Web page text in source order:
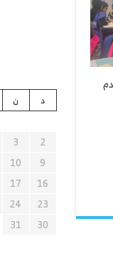
د
ن
2
3
9
10
16
17
23
24
30
31